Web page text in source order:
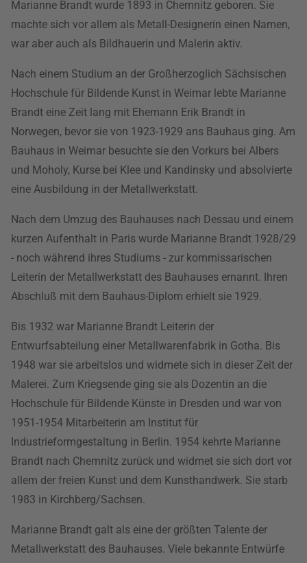
Marianne Brandt wurde 1893 in Chemnitz geboren. Sie
machte sich vor allem als Metall-Designerin einen Namen,
war aber auch als Bildhauerin und Malerin aktiv.
Nach einem Studium an der Großherzoglich Sächsischen
Hochschule für Bildende Kunst in Weimar lebte Marianne
Brandt eine Zeit lang mit Ehemann Erik Brandt in
Norwegen, bevor sie von 1923-1929 ans Bauhaus ging. Am
Bauhaus in Weimar besuchte sie den Vorkurs bei Albers
und Moholy, Kurse bei Klee und Kandinsky und absolvierte
eine Ausbildung in der Metallwerkstatt.
Nach dem Umzug des Bauhauses nach Dessau und einem
kurzen Aufenthalt in Paris wurde Marianne Brandt 1928/29
- noch während ihres Studiums - zur kommissarischen
Leiterin der Metallwerkstatt des Bauhauses ernannt. Ihren
Abschluß mit dem Bauhaus-Diplom erhielt sie 1929.
Bis 1932 war Marianne Brandt Leiterin der
Entwurfsabteilung einer Metallwarenfabrik in Gotha. Bis
1948 war sie arbeitslos und widmete sich in dieser Zeit der
Malerei. Zum Kriegsende ging sie als Dozentin an die
Hochschule für Bildende Künste in Dresden und war von
1951-1954 Mitarbeiterin am Institut für
Industrieformgestaltung in Berlin. 1954 kehrte Marianne
Brandt nach Chemnitz zurück und widmet sie sich dort vor
allem der freien Kunst und dem Kunsthandwerk. Sie starb
1983 in Kirchberg/Sachsen.
Marianne Brandt galt als eine der größten Talente der
Metallwerkstatt des Bauhauses. Viele bekannte Entwürfe